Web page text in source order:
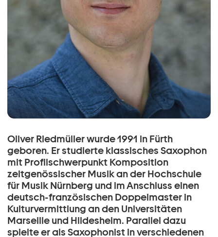
Oliver Riedmüller wurde 1991 in Fürth
geboren. Er studierte klassisches Saxophon
mit Profilschwerpunkt Komposition
zeitgenössischer Musik an der Hochschule
für Musik Nürnberg und im Anschluss einen
deutsch-französischen Doppelmaster in
Kulturvermittlung an den Universitäten
Marseille und Hildesheim. Parallel dazu
spielte er als Saxophonist in verschiedenen